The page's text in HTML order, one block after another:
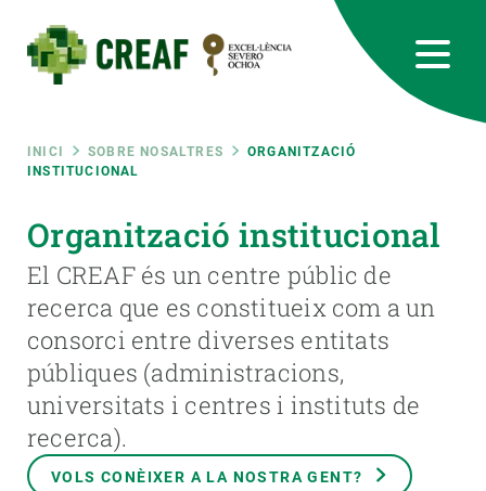
contingut
Fil
d'ariadna
INICI SOBRE NOSALTRES
ORGANITZACIÓ
INSTITUCIONAL
Organització institucional
El CREAF és un centre públic de
recerca que es constitueix com a un
consorci entre diverses entitats
públiques (administracions,
universitats i centres i instituts de
recerca).
VOLS CONÈIXER A LA NOSTRA GENT?
RRSS
Featured
responsive
Responsive
menu
SOBRE NOSALTRES
RECERCA
CIÈNCIA EN ACCIÓ
UNEIX-TE A NOSALTRES